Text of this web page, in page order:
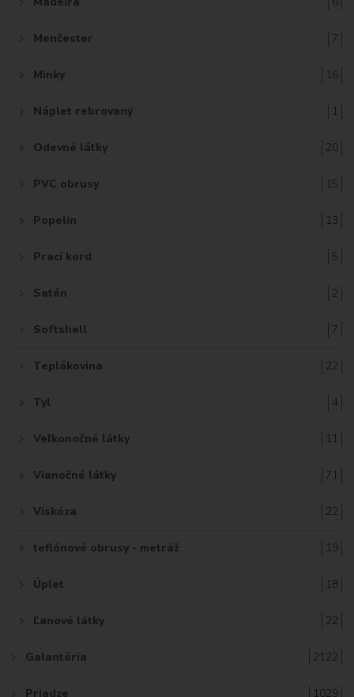
Menčester 7
Minky 16
Náplet rebrovaný 1
Odevné látky 20
PVC obrusy 15
Popelín 13
Prací kord 5
Satén 2
Softshell 7
Teplákovina 22
Tyl 4
Veľkonočné látky 11
Vianočné látky 71
Viskóza 22
teflónové obrusy - metráž 19
Úplet 18
Ľanové látky 22
Galantéria 2122
Priadze 1029